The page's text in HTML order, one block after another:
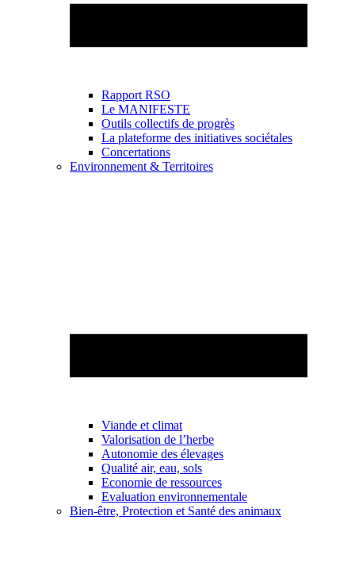
Rapport RSO
Le MANIFESTE
Outils collectifs de progrès
La plateforme des initiatives sociétales
Concertations
Environnement & Territoires
Viande et climat
Valorisation de l’herbe
Autonomie des élevages
Qualité air, eau, sols
Economie de ressources
Evaluation environnementale
Bien-être, Protection et Santé des animaux